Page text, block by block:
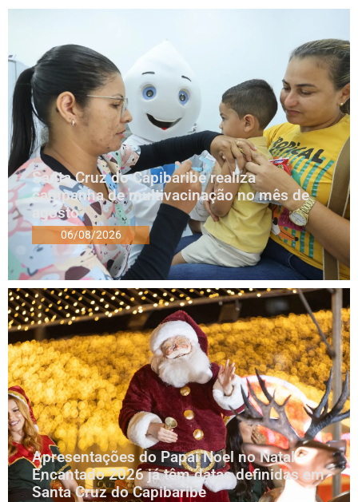
Santa Cruz do Capibaribe realiza
campanha de multivacinação no mês de
agosto
06/08/2026
Apresentações do Papai Noel no Natal
Encantado 2026 já têm datas definidas em
Santa Cruz do Capibaribe